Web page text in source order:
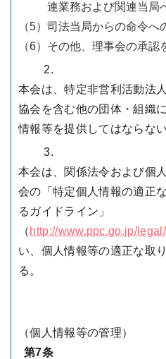
連業務および関連当局
（5） 司法当局からの命令へ
（6） その他、理事会の承認
2.
本会は、特定非営利活動法
協会を含む他の団体・組織
情報等を提供してはならない
3.
本会は、関係法令および個
会の「特定個人情報の適正
るガイドライン」
（ http://www.ppc.go.jp/
い、個人情報等の適正な取
る。
（個人情報等の管理）
第7条